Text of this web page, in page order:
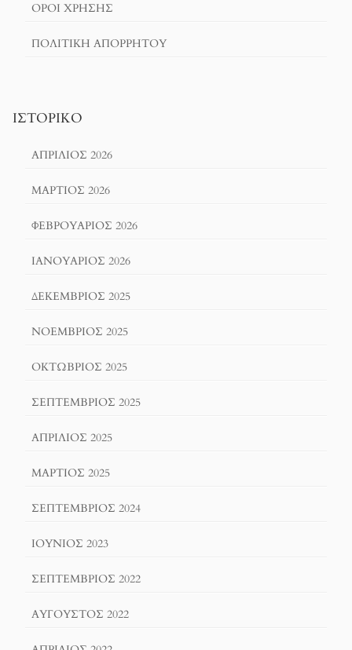
ΌΡΟΙ ΧΡΗΣΗΣ
ΠΟΛΙΤΙΚΉ ΑΠΟΡΡΉΤΟΥ
ΙΣΤΟΡΙΚΌ
ΑΠΡΊΛΙΟΣ 2026
ΜΆΡΤΙΟΣ 2026
ΦΕΒΡΟΥΆΡΙΟΣ 2026
ΙΑΝΟΥΆΡΙΟΣ 2026
ΔΕΚΈΜΒΡΙΟΣ 2025
ΝΟΈΜΒΡΙΟΣ 2025
ΟΚΤΏΒΡΙΟΣ 2025
ΣΕΠΤΈΜΒΡΙΟΣ 2025
ΑΠΡΊΛΙΟΣ 2025
ΜΆΡΤΙΟΣ 2025
ΣΕΠΤΈΜΒΡΙΟΣ 2024
ΙΟΎΝΙΟΣ 2023
ΣΕΠΤΈΜΒΡΙΟΣ 2022
ΑΎΓΟΥΣΤΟΣ 2022